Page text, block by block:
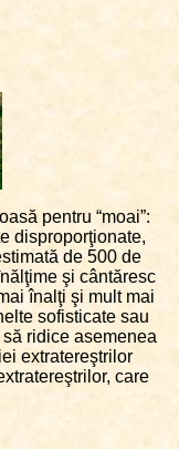
pentru “moai”:
disproporţionate,
de 500 de
şi cântăresc
înalţi şi mult mai
sofisticate sau
ridice asemenea
extratereştrilor
care